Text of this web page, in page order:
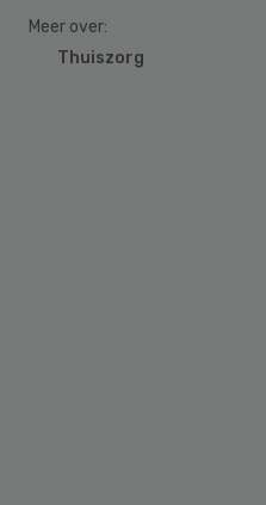
Meer over:
Thuiszorg